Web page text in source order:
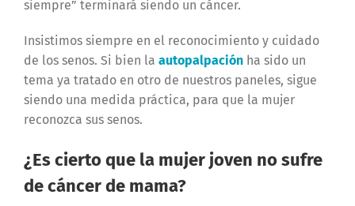
siempre” terminará siendo un cáncer.
Insistimos siempre en el reconocimiento y cuidado
de los senos. Si bien la autopalpaciónha sido un
tema ya tratado en otro de nuestros paneles, sigue
siendo una medida práctica, para que la mujer
reconozca sus senos.
¿Es cierto que la mujer joven no sufre
de cáncer de mama?